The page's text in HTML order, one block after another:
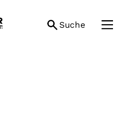
Suche